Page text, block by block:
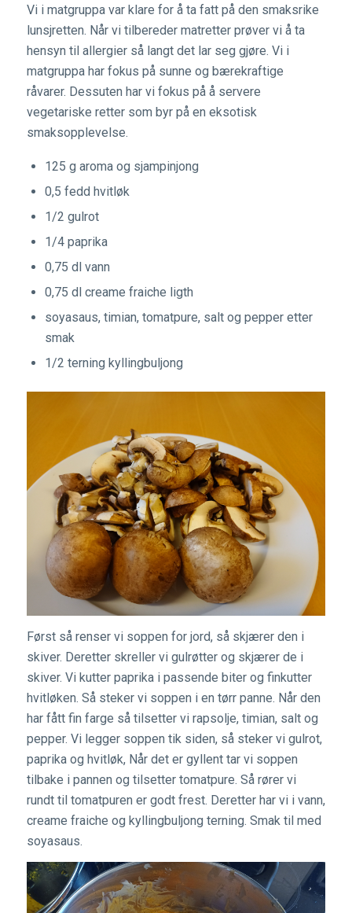
Vi i matgruppa var klare for å ta fatt på den smaksrike
lunsjretten. Når vi tilbereder matretter prøver vi å ta
hensyn til allergier så langt det lar seg gjøre. Vi i
matgruppa har fokus på sunne og bærekraftige
råvarer. Dessuten har vi fokus på å servere
vegetariske retter som byr på en eksotisk
smaksopplevelse.
125 g aroma og sjampinjong
0,5 fedd hvitløk
1/2 gulrot
1/4 paprika
0,75 dl vann
0,75 dl creame fraiche ligth
soyasaus, timian, tomatpure, salt og pepper etter
smak
1/2 terning kyllingbuljong
Først så renser vi soppen for jord, så skjærer den i
skiver. Deretter skreller vi gulrøtter og skjærer de i
skiver. Vi kutter paprika i passende biter og finkutter
hvitløken. Så steker vi soppen i en tørr panne. Når den
har fått fin farge så tilsetter vi rapsolje, timian, salt og
pepper. Vi legger soppen tik siden, så steker vi gulrot,
paprika og hvitløk, Når det er gyllent tar vi soppen
tilbake i pannen og tilsetter tomatpure. Så rører vi
rundt til tomatpuren er godt frest. Deretter har vi i vann,
creame fraiche og kyllingbuljong terning. Smak til med
soyasaus.